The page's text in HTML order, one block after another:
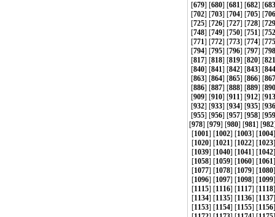
[679] [680] [681] [682] [683
[702] [703] [704] [705] [706
[725] [726] [727] [728] [729
[748] [749] [750] [751] [752
[771] [772] [773] [774] [775
[794] [795] [796] [797] [798
[817] [818] [819] [820] [821
[840] [841] [842] [843] [844
[863] [864] [865] [866] [867
[886] [887] [888] [889] [890
[909] [910] [911] [912] [913
[932] [933] [934] [935] [936
[955] [956] [957] [958] [959
[978] [979] [980] [981] [982
[1001] [1002] [1003] [1004
[1020] [1021] [1022] [1023
[1039] [1040] [1041] [1042
[1058] [1059] [1060] [1061
[1077] [1078] [1079] [1080
[1096] [1097] [1098] [1099
[1115] [1116] [1117] [1118
[1134] [1135] [1136] [1137
[1153] [1154] [1155] [1156